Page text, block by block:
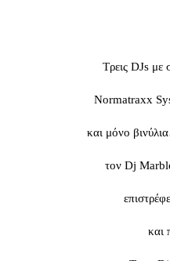
Τρεις DJs με
Normatraxx
και μόνο
τον Dj
και